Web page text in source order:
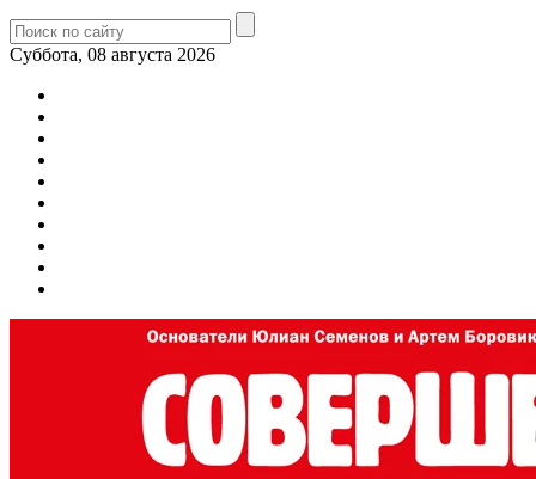
Суббота, 08 августа 2026